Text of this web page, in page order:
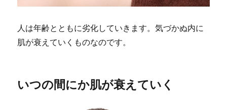
人は年齢とともに劣化していきます。気づかぬ内に
肌が衰えていくものなのです。
いつの間にか肌が衰えていく